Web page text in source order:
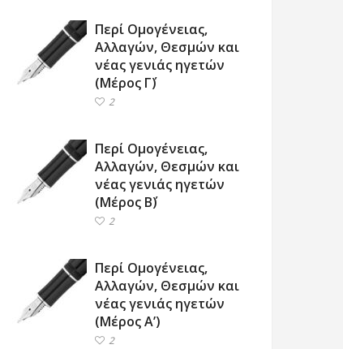
Περί Ομογένειας,
Αλλαγών, Θεσμών και
νέας γενιάς ηγετών
(Μέρος Γ΄)
2
Περί Ομογένειας,
Αλλαγών, Θεσμών και
νέας γενιάς ηγετών
(Μέρος Β΄)
2
Περί Ομογένειας,
Αλλαγών, Θεσμών και
νέας γενιάς ηγετών
(Μέρος Α’)
2